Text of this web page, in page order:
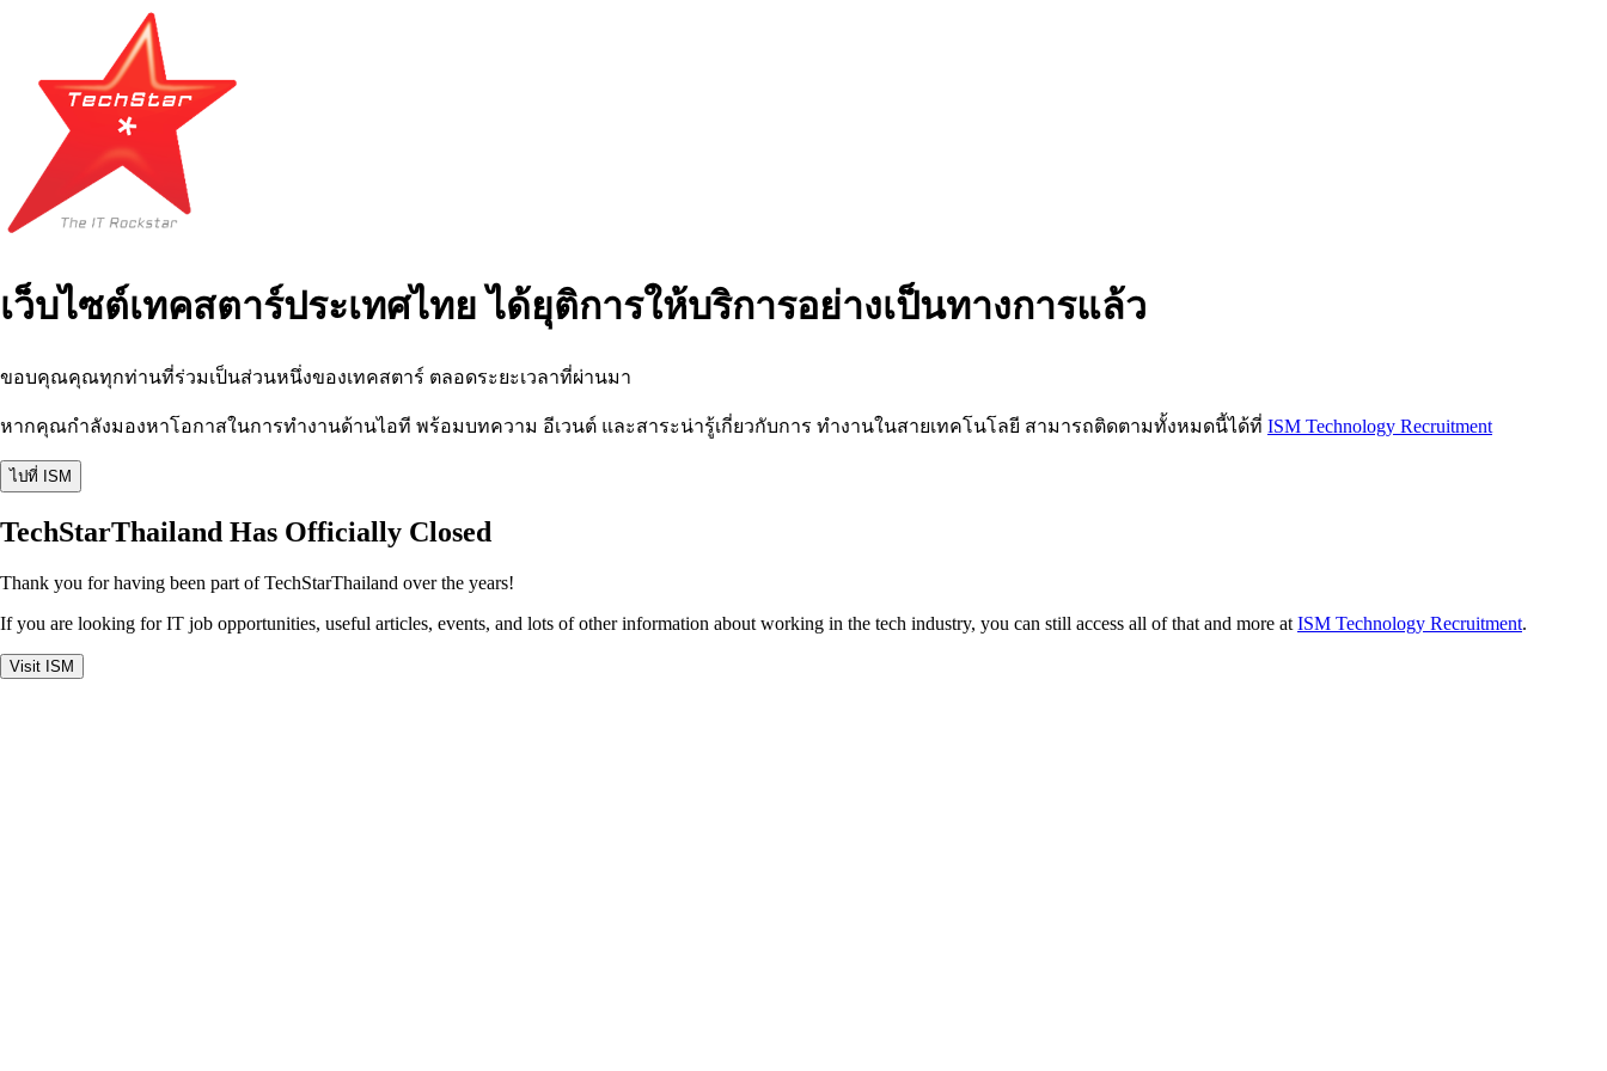
เว็บไซต์เทคสตาร์ประเทศไทย ได้ยุติการให้บริการอย่างเป็นทางการแล้ว
ขอบคุณคุณทุกท่านที่ร่วมเป็นส่วนหนึ่งของเทคสตาร์ ตลอดระยะเวลาที่ผ่านมา
หากคุณกำลังมองหาโอกาสในการทำงานด้านไอที พร้อมบทความ อีเวนต์ และสาระน่ารู้เกี่ยวกับการ ทำงานในสายเทคโนโลยี สามารถติดตามทั้งหมดนี้ได้ที่ ISM Technology Recruitment
ไปที่ ISM
TechStarThailand Has Officially Closed
Thank you for having been part of TechStarThailand over the years!
If you are looking for IT job opportunities, useful articles, events, and lots of other information about working in the tech industry, you can still access all of that and more at ISM Technology Recruitment.
Visit ISM